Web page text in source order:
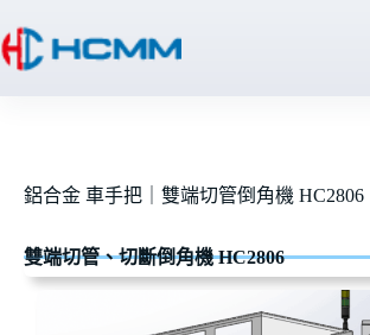
鋁合金 車手把｜雙端切管倒角機 HC2806
雙端切管、切斷倒角機 HC2806